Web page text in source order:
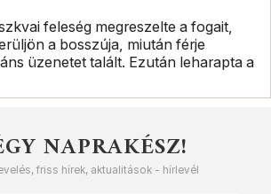
feleség megreszelte a fogait,
a bosszúja, miután férje
üzenetet talált. Ezután leharapta a
NAPRAKÉSZ!
friss hírek, aktualitások - hírlevél